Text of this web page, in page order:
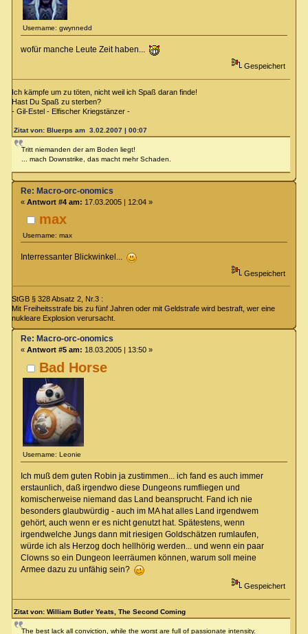
Username: gwynnedd
wofür manche Leute Zeit haben...
Gespeichert
Ich kämpfe um zu töten, nicht weil ich Spaß daran finde!
Hast Du Spaß zu sterben?
- Gil-Estel - Elfischer Kriegstänzer -
Zitat von: Bluerps am 3.02.2007 | 00:07
Tritt niemanden der am Boden liegt!
... mach Downstrike, das macht mehr Schaden.
max
Username: max
Re: Macro-orc-onomics
« Antwort #4 am: 17.03.2005 | 12:04 »
Interressanter Blickwinkel...
Gespeichert
StGB § 328 Absatz 2, Nr.3 :
Mit Freiheitsstrafe bis zu fünf Jahren oder mit Geldstrafe wird bestraft, wer eine
nukleare Explosion verursacht.
Bad Horse
Username: Leonie
Re: Macro-orc-onomics
« Antwort #5 am: 18.03.2005 | 13:50 »
Ich muß dem guten Robin ja zustimmen... ich fand es auch immer
erstaunlich, daß irgendwo diese Dungeons rumfliegen und
komischerweise niemand das Land beansprucht. Fand ich nie
besonders glaubwürdig - auch im MA hat alles Land irgendwem
gehört, auch wenn er es nicht genutzt hat. Spätestens, wenn
irgendwelche Jungs dann mit riesigen Goldschätzen rumlaufen,
würde ich als Herzog doch hellhörig werden... und wenn ein paar
Clowns so ein Dungeon leerräumen können, warum soll meine
Armee dazu zu unfähig sein?
Gespeichert
Zitat von: William Butler Yeats, The Second Coming
The best lack all conviction, while the worst are full of passionate intensity.